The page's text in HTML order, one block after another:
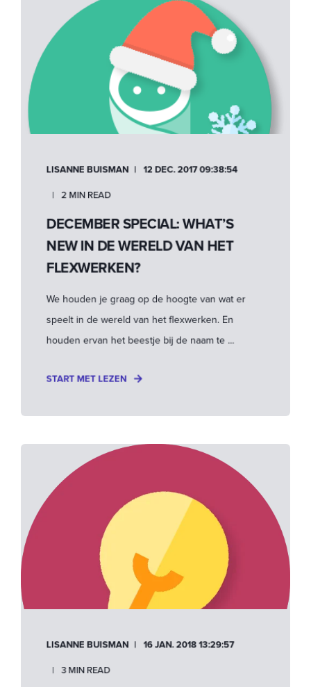
LISANNE BUISMAN 12 DEC. 2017 09:38:54
2 MIN READ
DECEMBER SPECIAL: WHAT’S
NEW IN DE WERELD VAN HET
FLEXWERKEN?
We houden je graag op de hoogte van wat er
speelt in de wereld van het flexwerken. En
houden ervan het beestje bij de naam te ...
START MET LEZEN
LISANNE BUISMAN 16 JAN. 2018 13:29:57
3 MIN READ